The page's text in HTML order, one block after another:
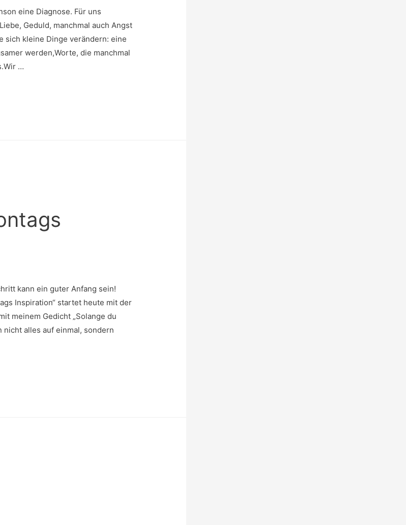
eine Diagnose. Für uns
Geduld, manchmal auch Angst
sich kleine Dinge verändern: eine
werden,Worte, die manchmal
…
kann ein guter Anfang sein!
Inspiration“ startet heute mit der
meinem Gedicht „Solange du
nicht alles auf einmal, sondern